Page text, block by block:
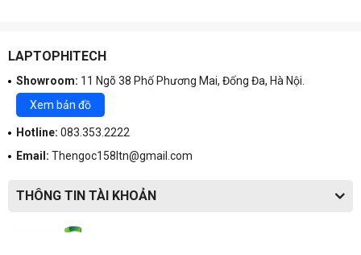
LAPTOPHITECH
Showroom: 11 Ngõ 38 Phố Phương Mai, Đống Đa, Hà Nội.
Xem bản đồ
Hotline: 083.353.2222
Email: Thengoc158ltn@gmail.com
THÔNG TIN TÀI KHOẢN